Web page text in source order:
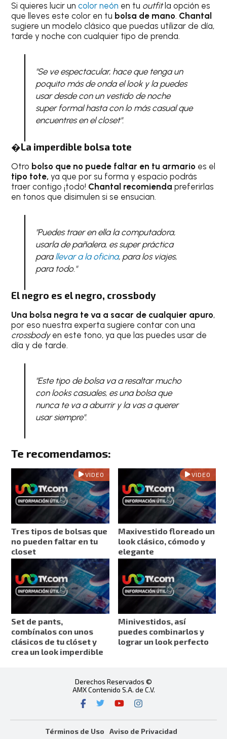
Si quieres lucir uncolor neón en tu outfitla opción es
que lleves este color en tu bolsa de mano. Chantal
sugiere un modelo clásico que puedas utilizar de día,
tarde y noche con cualquier tipo de prenda.
"Se ve espectacular, hace que tenga un
poquito más de onda el look y la puedes
usar desde con un vestido de noche
super formal hasta con lo más casual que
encuentres en el closet".
�La imperdible bolsa tote
Otro bolso que no puede faltar en tu armario es el
tipo tote, ya que por su forma y espacio podrás
traer contigo ¡todo! Chantal recomiendapreferirlas
en tonos que disimulen si se ensucian.
"Puedes traer en ella la computadora,
usarla de pañalera, es super práctica
parallevar a la oficina, para los viajes,
para todo."
El negro es el negro, crossbody
Una bolsa negra te va a sacar de cualquier apuro,
por eso nuestra experta sugiere contar con una
crossbody en este tono, ya que las puedes usar de
día y de tarde.
"Este tipo de bolsa va a resaltar mucho
con looks casuales, es una bolsa que
nunca te va a aburrir y la vas a querer
usar siempre".
Te recomendamos:
VIDEO
Tres tipos de bolsas que
no pueden faltar en tu
closet
VIDEO
Maxivestido floreado un
look clásico, cómodo y
elegante
Set de pants,
combínalos con unos
clásicos de tu clóset y
crea un look imperdible
Minivestidos, así
puedes combinarlos y
lograr un look perfecto
Derechos Reservados ©
AMX Contenido S.A. de C.V.
Términos de Uso Aviso de Privacidad